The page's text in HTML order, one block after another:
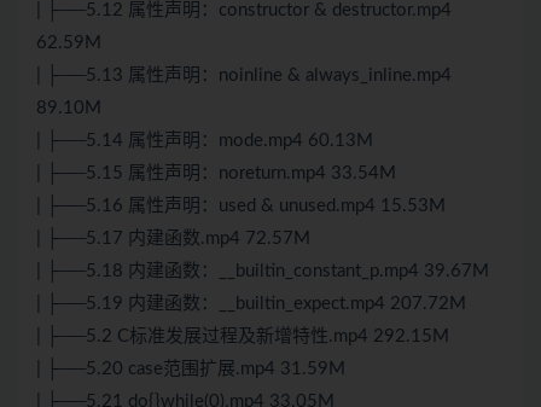
| ├──5.12 属性声明：constructor & destructor.mp4
62.59M
| ├──5.13 属性声明：noinline & always_inline.mp4
89.10M
| ├──5.14 属性声明：mode.mp4 60.13M
| ├──5.15 属性声明：noreturn.mp4 33.54M
| ├──5.16 属性声明：used & unused.mp4 15.53M
| ├──5.17 内建函数.mp4 72.57M
| ├──5.18 内建函数：__builtin_constant_p.mp4 39.67M
| ├──5.19 内建函数：__builtin_expect.mp4 207.72M
| ├──5.2 C标准发展过程及新增特性.mp4 292.15M
| ├──5.20 case范围扩展.mp4 31.59M
| ├──5.21 do{}while(0).mp4 33.05M